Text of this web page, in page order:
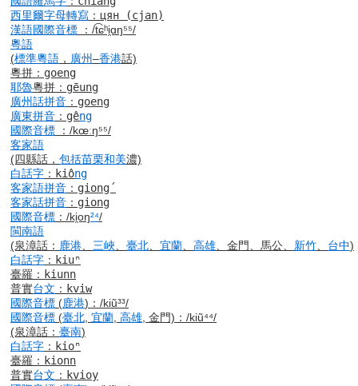
西里爾字母轉寫 ： цян
(cjan)
漢語國際音標 ： /t͡ɕʰi̯ɑŋ⁵⁵/
粵語
(標準粵語 ， 廣州–香港話)
粵拼 ： goeng
耶魯粵拼 ： gēung
廣州話拼音 ： goeng
廣東拼音 ： gêng
國際音標
： /kœːŋ⁵⁵/
客家語
(四縣話， 包括苗栗和美濃)
白話字 ： kiông
客家語拼音 ： giong´
客家話拼音 ： giong
國際音標 ： /ki̯oŋ²⁴/
閩南語
(泉漳話： 鹿港、 三峽、 臺北、 宜蘭、 高雄、金門、馬公、 新竹、 台中)
白話字 ： kiuⁿ
臺羅 ： kiunn
普實台文 ： kviw
國際音標 (鹿港) ： /kiũ³³/
國際音標 (臺北, 宜蘭, 高雄, 金門) ： /kiũ⁴⁴/
(泉漳話： 臺南)
白話字 ： kioⁿ
臺羅 ： kionn
普實台文 ： kvioy